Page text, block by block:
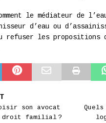
le médiateur de
d’eau ou
refuser les
son avocat
familial ?